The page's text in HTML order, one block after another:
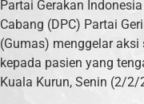
Partai Gerakan
Cabang (DPC) Partai
(Gumas) menggelar
kepada pasien yang
Kuala Kurun, Senin (2/2/